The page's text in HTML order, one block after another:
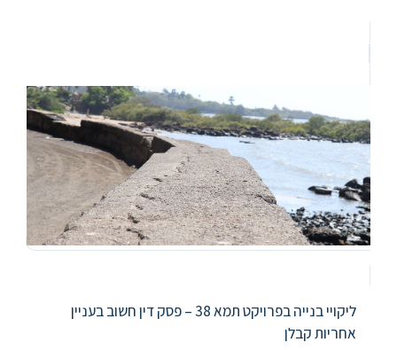
ליקויי בנייה בפרויקט תמא 38 – פסק דין חשוב בעניין
אחריות קבלן